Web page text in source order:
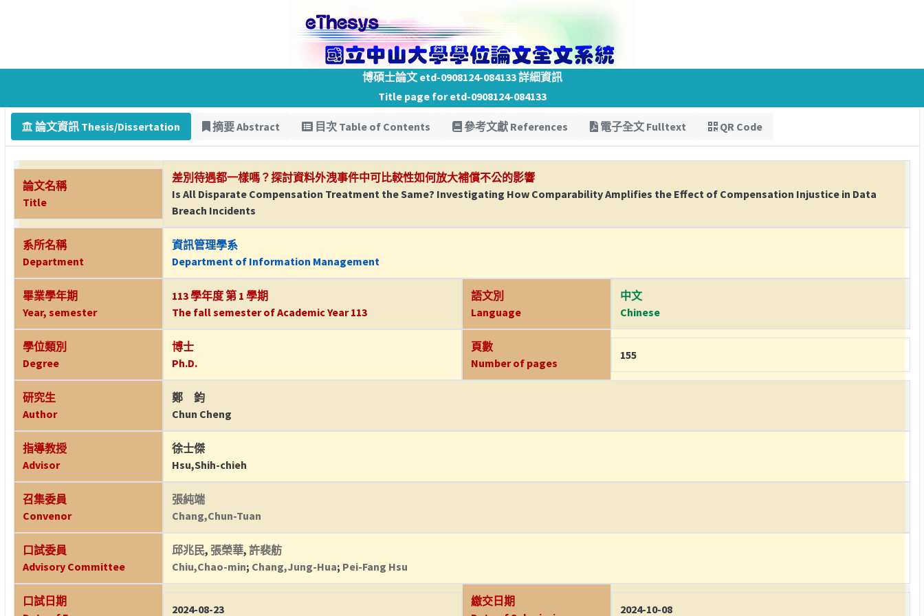
博碩士論文 etd-0908124-084133 詳細資訊
Title page for etd-0908124-084133
論文資訊 Thesis/Dissertation 摘要 Abstract 目次 Table of Contents 參考文獻 References 電子全文 Fulltext QR Code
論文名稱
Title
差別待遇都一樣嗎？探討資料外洩事件中可比較性如何放大補償不公的影響
Is All Disparate Compensation Treatment the Same? Investigating How Comparability Amplifies the Effect of Compensation Injustice in Data
Breach Incidents
系所名稱
Department
資訊管理學系
Department of Information Management
畢業學年期
Year, semester
113 學年度 第 1 學期
The fall semester of Academic Year 113
語文別
Language
中文
Chinese
學位類別
Degree
博士
Ph.D.
頁數
Number of pages
155
研究生
Author
鄭 鈞
Chun Cheng
指導教授
Advisor
徐士傑
Hsu,Shih-chieh
召集委員
Convenor
張純端
Chang,Chun-Tuan
口試委員
Advisory Committee
邱兆民, 張榮華,許裴舫
Chiu,Chao-min; Chang,Jung-Hua; Pei-Fang Hsu
口試日期
2024-08-23
繳交日期
2024-10-08